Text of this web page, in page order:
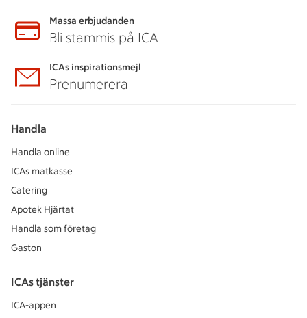
Massa erbjudanden
Bli stammis på ICA
ICAs inspirationsmejl
Prenumerera
Handla
Handla online
ICAs matkasse
Catering
Apotek Hjärtat
Handla som företag
Gaston
ICAs tjänster
ICA-appen